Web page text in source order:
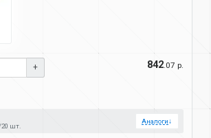
+ 842 .07 р.
20 шт.
Аналоги↓